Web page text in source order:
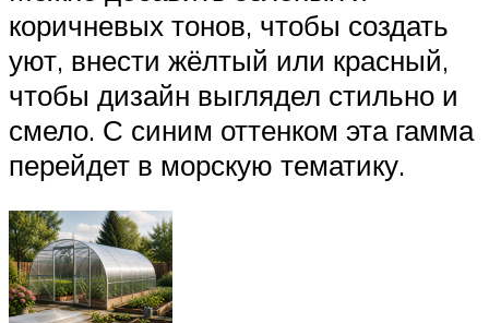
коричневых тонов, чтобы создать
уют, внести жёлтый или красный,
чтобы дизайн выглядел стильно и
смело. С синим оттенком эта гамма
перейдет в морскую тематику.